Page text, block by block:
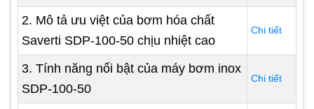
2. Mô tả ưu việt của bơm hóa chất
Saverti SDP-100-50 chịu nhiệt cao
Chi tiết
3. Tính năng nổi bật của máy bơm inox
SDP-100-50
Chi tiết